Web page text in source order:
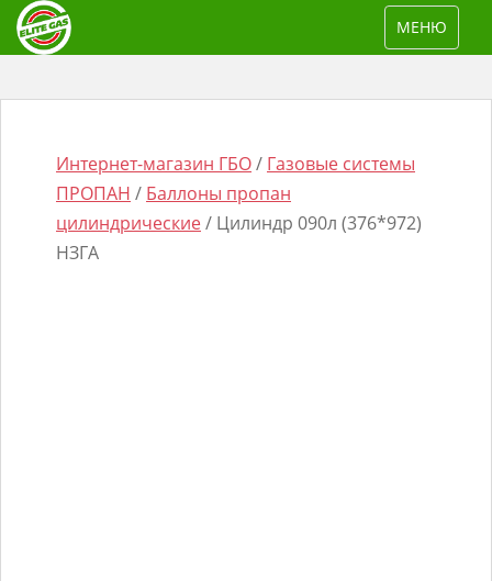
p
TOGGLE
МЕНЮ
Интернет-магазин ГБО/ Газовые системы
ПРОПАН / Баллоны пропан
цилиндрические/ Цилиндр 090л (376*972)
НЗГА